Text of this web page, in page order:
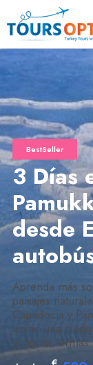
BestSeller
3 Días
desde
Aprenda más
paisajes
Capadocia y
visitar una
antiguas